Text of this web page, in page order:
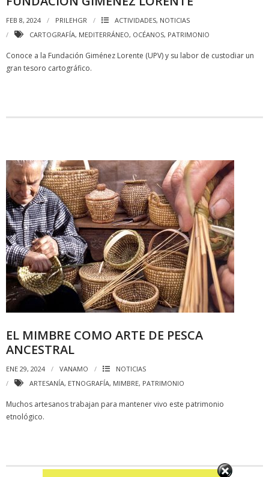
FEB 8, 2024 PRILEHGR ACTIVIDADES, NOTICIAS
CARTOGRAFÍA, MEDITERRÁNEO, OCÉANOS, PATRIMONIO
Conoce a la Fundación Giménez Lorente (UPV) y su labor de custodiar un
gran tesoro cartográfico.
EL MIMBRE COMO ARTE DE PESCA
ANCESTRAL
ENE 29, 2024 VANAMO
NOTICIAS
ARTESANÍA, ETNOGRAFÍA, MIMBRE, PATRIMONIO
Muchos artesanos trabajan para mantener vivo este patrimonio
etnológico.
Set Youtube Channel ID